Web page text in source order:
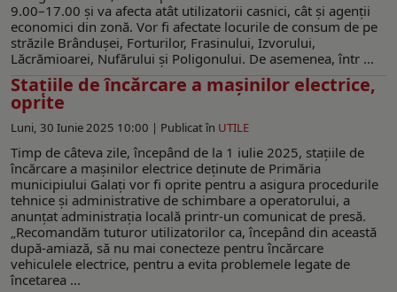
9.00–17.00 și va afecta atât utilizatorii casnici, cât și agenții
economici din zonă. Vor fi afectate locurile de consum de pe
străzile Brândușei, Forturilor, Frasinului, Izvorului,
Lăcrămioarei, Nufărului și Poligonului. De asemenea, într ...
Stațiile de încărcare a mașinilor electrice,
oprite
Luni, 30 Iunie 2025 10:00 | Publicat în UTILE
Timp de câteva zile, începând de la 1 iulie 2025, stațiile de
încărcare a mașinilor electrice deținute de Primăria
municipiului Galați vor fi oprite pentru a asigura procedurile
tehnice și administrative de schimbare a operatorului, a
anunţat administraţia locală printr-un comunicat de presă.
„Recomandăm tuturor utilizatorilor ca, începând din această
după-amiază, să nu mai conecteze pentru încărcare
vehiculele electrice, pentru a evita problemele legate de
încetarea ...